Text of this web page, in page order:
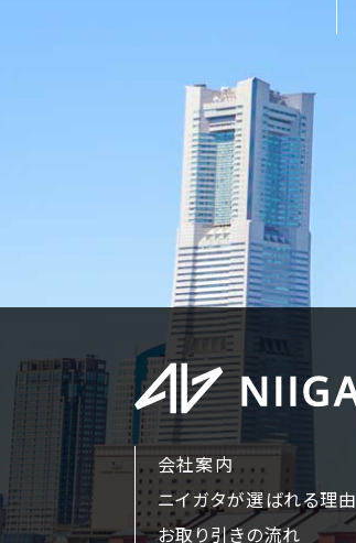
会社案内
ニイガタが選ばれる理由
お取り引きの流れ